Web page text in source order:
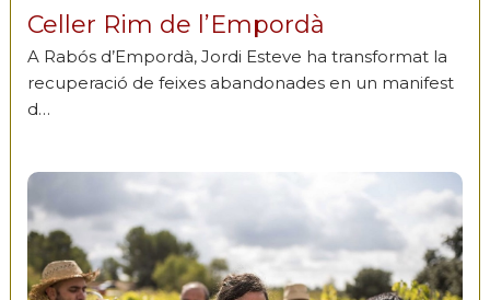
Celler Rim de l’Empordà
A Rabós d’Empordà, Jordi Esteve ha transformat la
recuperació de feixes abandonades en un manifest
d…